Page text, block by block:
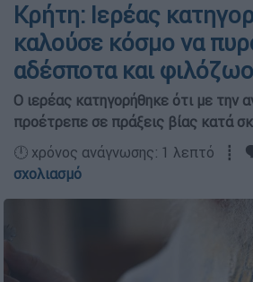
Κρήτη: Ιερέας
καλούσε κόσμο να
αδέσποτα και
Ο ιερέας κατηγορήθηκε ότι με την
προέτρεπε σε πράξεις βίας κατά
🕛 χρόνος ανάγνωσης: 1 λεπτό ┋
σχολιασμό